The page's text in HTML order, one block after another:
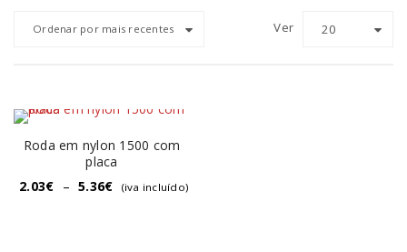
Ordenar por mais recentes Ver 20
Roda em nylon 1500 com
placa
2.03€ – 5.36€ (iva incluído)